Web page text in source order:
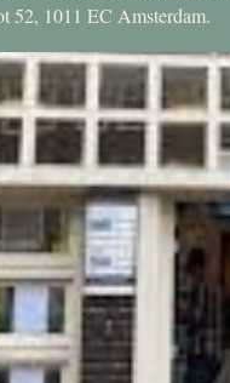
52, 1011 EC Amsterdam.